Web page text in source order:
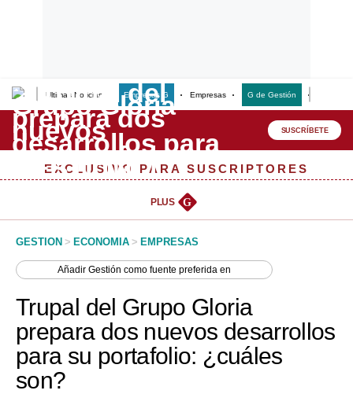
Últimas Noticias Empresas G Empresas G de Gestión
Lo último
Peru Quiosco
Management & Empleo
Perú
Política
Tu Dinero
SUSCRÍBETE
EXCLUSIVO PARA SUSCRIPTORES
PLUS G
GESTION > ECONOMIA > EMPRESAS
AñadirGestión como fuente preferida en
Trupal del Grupo Gloria
prepara dos nuevos desarrollos
para su portafolio: ¿cuáles
son?